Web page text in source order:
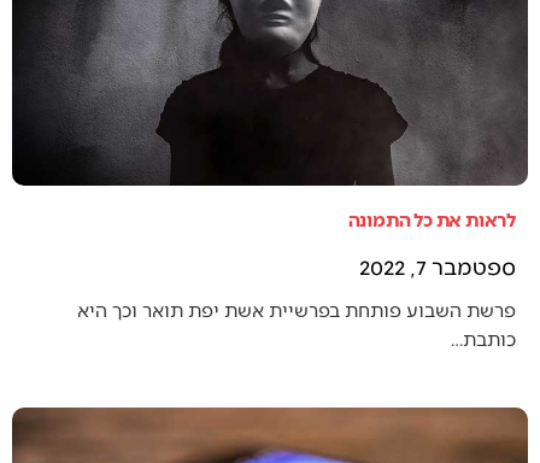
לראות את כל התמונה
ספטמבר 7, 2022
פרשת השבוע פותחת בפרשיית אשת יפת תואר וכך היא
כותבת…